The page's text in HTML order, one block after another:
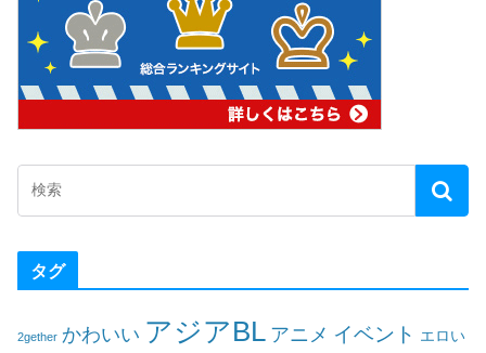
タグ
2gether かわいい アジアBL アニメ イベント エロい